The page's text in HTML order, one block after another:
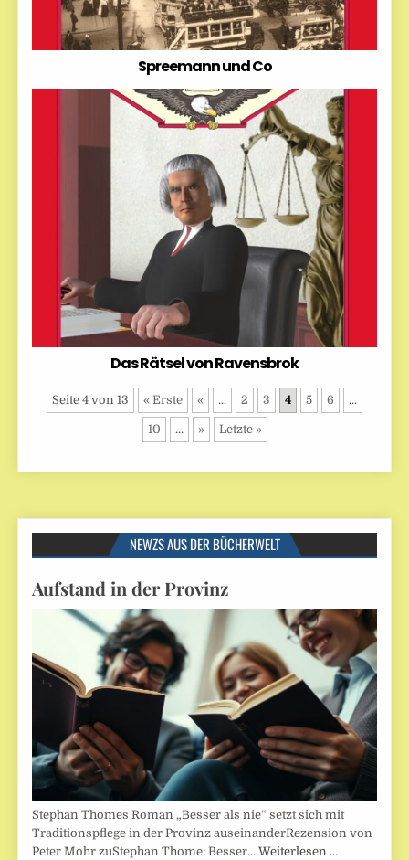
Spreemann und Co
Das Rätsel von Ravensbrok
Seite 4 von 13 « Erste « ... 2 3 4 5 6 ...
10 ... » Letzte »
NEWZS AUS DER BÜCHERWELT
Aufstand in der Provinz
Stephan Thomes Roman „Besser als nie“ setzt sich mit
Traditionspflege in der Provinz auseinanderRezension von
Peter Mohr zuStephan Thome: Besser…Weiterlesen …